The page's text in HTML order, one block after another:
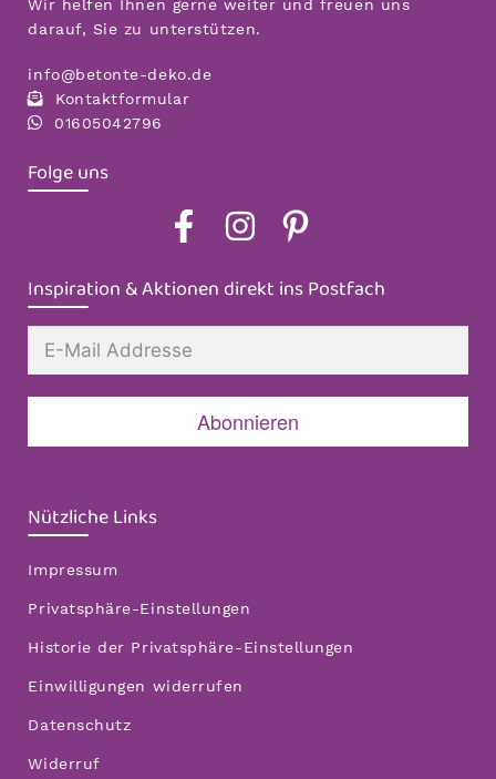
Wir helfen Ihnen gerne weiter und freuen uns
darauf, Sie zu unterstützen.
info@betonte-deko.de
Kontaktformular
01605042796
Folge uns
Inspiration & Aktionen direkt ins Postfach
Abonnieren
Nützliche Links
Impressum
Privatsphäre-Einstellungen
Historie der Privatsphäre-Einstellungen
Einwilligungen widerrufen
Datenschutz
Widerruf